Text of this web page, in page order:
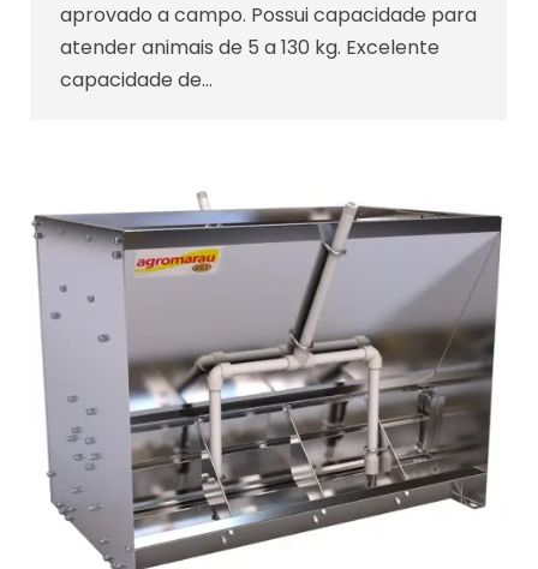
aprovado a campo. Possui capacidade para
atender animais de 5 a 130 kg. Excelente
capacidade de…